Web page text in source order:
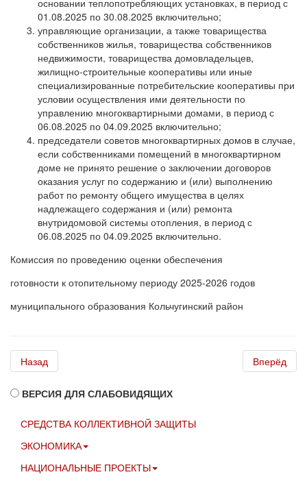
01.08.2025 по 30.08.2025 включительно;
управляющие организации, а также товарищества
собственников жилья, товарищества собственников
недвижимости, товарищества домовладельцев,
жилищно-строительные кооперативы или иные
специализированные потребительские кооперативы при
условии осуществления ими деятельности по
управлению многоквартирными домами, в период с
06.08.2025 по 04.09.2025 включительно;
председатели советов многоквартирных домов в случае,
если собственниками помещений в многоквартирном
доме не принято решение о заключении договоров
оказания услуг по содержанию и (или) выполнению
работ по ремонту общего имущества в целях
надлежащего содержания и (или) ремонта
внутридомовой системы отопления, в период с
06.08.2025 по 04.09.2025 включительно.
Комиссия по проведению оценки обеспечения
готовности к отопительному периоду 2025-2026 годов
муниципального образования Кольчугинский район
Назад Вперёд
ВЕРСИЯ ДЛЯ СЛАБОВИДЯЩИХ
СРЕДСТВА КОЛЛЕКТИВНОЙ ЗАЩИТЫ
ЭКОНОМИКА
НАЦИОНАЛЬНЫЕ ПРОЕКТЫ